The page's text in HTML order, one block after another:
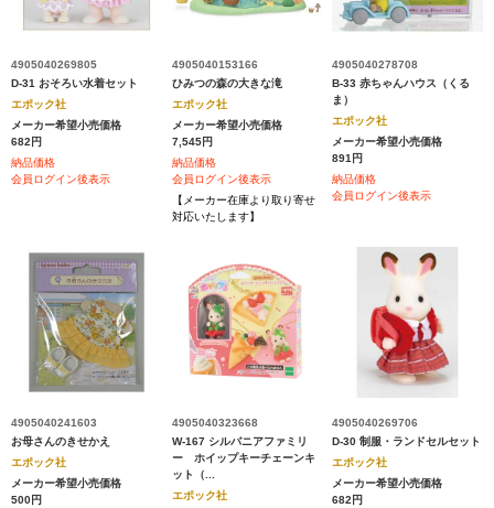
4905040269805
D-31 おそろい水着セット
エポック社
メーカー希望小売価格
682円
納品価格
会員ログイン後表示
4905040153166
ひみつの森の大きな滝
エポック社
メーカー希望小売価格
7,545円
納品価格
会員ログイン後表示
【メーカー在庫より取り寄せ
対応いたします】
4905040278708
B-33 赤ちゃんハウス（くる
ま）
エポック社
メーカー希望小売価格
891円
納品価格
会員ログイン後表示
4905040241603
お母さんのきせかえ
エポック社
メーカー希望小売価格
500円
4905040323668
W-167 シルバニアファミリ
ー ホイップキーチェーンキ
ット（...
エポック社
4905040269706
D-30 制服・ランドセルセット
エポック社
メーカー希望小売価格
682円